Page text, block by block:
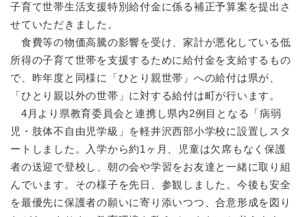
子育て世帯生活支援特別給付金に係る補正予算案を提出さ
せていただきました。
食費等の物価高騰の影響を受け、家計が悪化している低
所得の子育て世帯を支援するために給付金を支給するもの
で、昨年度と同様に「ひとり親世帯」への給付は県が、
「ひとり親以外の世帯」に対する給付は町が行います。
4月より県教育委員会と連携し県内2例目となる「病弱
児・肢体不自由児学級」を軽井沢西部小学校に設置しスタ
ートしました。入学から約1ヶ月、児童は欠席もなく保護
者の送迎で登校し、朝の会や学習をお友達と一緒に取り組
んでいます。その様子を先日、参観しました。今後も安全
を最優先に保護者の願いに寄り添いつつ、合意形成を図り